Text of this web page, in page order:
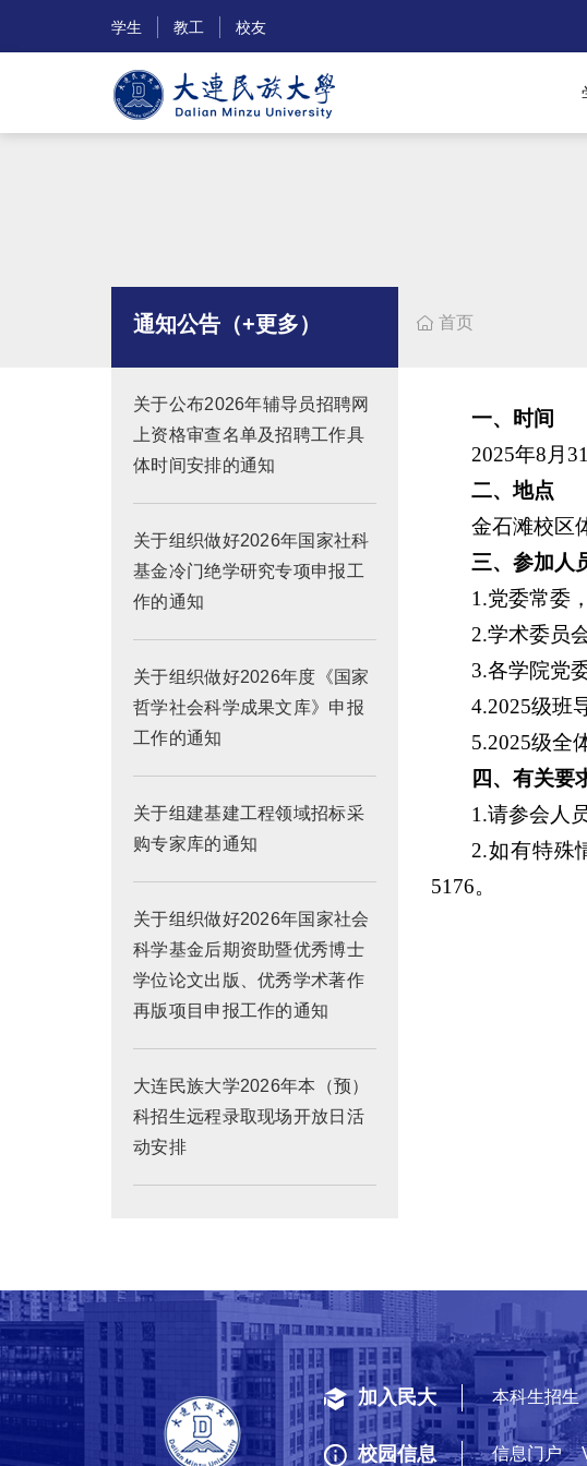
学生 教工 校友
 首页
通知公告（+更多）
关于公布2026年辅导员招聘网
上资格审查名单及招聘工作具
体时间安排的通知
关于组织做好2026年国家社科
基金冷门绝学研究专项申报工
作的通知
关于组织做好2026年度《国家
哲学社会科学成果文库》申报
工作的通知
关于组建基建工程领域招标采
购专家库的通知
关于组织做好2026年国家社会
科学基金后期资助暨优秀博士
学位论文出版、优秀学术著作
再版项目申报工作的通知
大连民族大学2026年本（预）
科招生远程录取现场开放日活
动安排
一、时间
2025年8月
二、地点
金石滩校区
三、参加人
1.党委常委
2.学术委员
3.各学院党
4.2025级班
5.2025级全
四、有关要
1.请参会人
2.如有特殊
5176。
加入民大 本科生招生
校园信息 信息门户